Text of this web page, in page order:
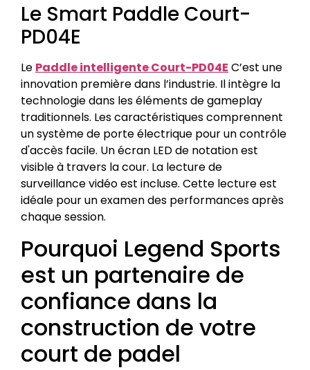
Le Smart Paddle Court-
PD04E
Le Paddle intelligente Court-PD04E C’est une
innovation première dans l’industrie. Il intègre la
technologie dans les éléments de gameplay
traditionnels. Les caractéristiques comprennent
un système de porte électrique pour un contrôle
d'accès facile. Un écran LED de notation est
visible à travers la cour. La lecture de
surveillance vidéo est incluse. Cette lecture est
idéale pour un examen des performances après
chaque session.
Pourquoi Legend Sports
est un partenaire de
confiance dans la
construction de votre
court de padel